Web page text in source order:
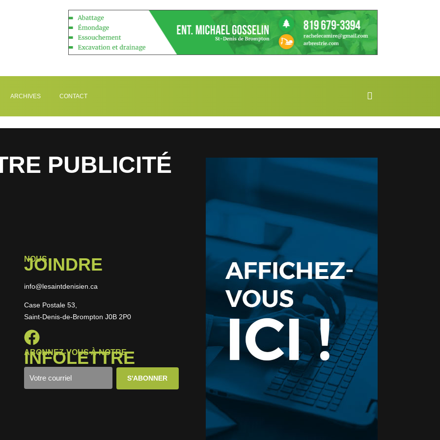
ARCHIVES CONTACT
PUBLICITÉ
NOUS
JOINDRE
info@lesaintdenisien.ca
Case Postale 53,
Saint-Denis-de-Brompton J0B 2P0
ABONNEZ-VOUS À NOTRE
INFOLETTRE